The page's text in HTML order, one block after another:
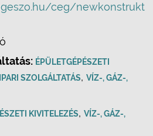
ceg/newkonstrukt
ÉPÜLETGÉPÉSZETI
SZOLGÁLTATÁS, VÍZ-, GÁZ-,
KIVITELEZÉS, VÍZ-, GÁZ-,